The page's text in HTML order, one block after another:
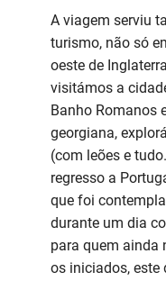
A viagem serviu
turismo, não só
oeste de
visitámos a
Banho Romanos
georgiana,
(com leões e
regresso a
que foi
durante um dia
para quem ainda
os iniciados,